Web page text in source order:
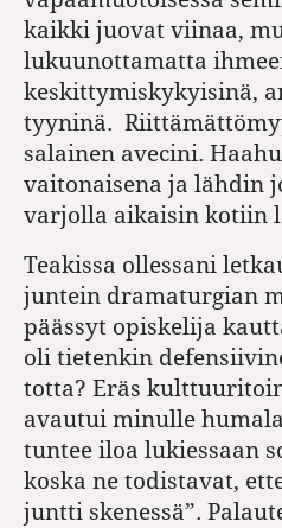
kaikki juovat viinaa,
lukuunottamatta
keskittymiskykyisinä,
tyyninä.
salainen avecini.
vaitonaisena ja lähdin
varjolla aikaisin kotiin
Teakissa ollessani
juntein dramaturgian
päässyt opiskelija
oli tietenkin
totta? Eräs
avautui minulle
tuntee iloa lukiessaan
koska ne todistavat,
juntti skenessä”.